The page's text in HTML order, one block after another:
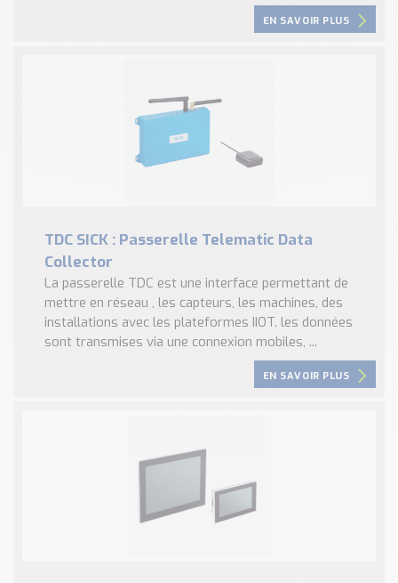
EN SAVOIR PLUS
TDC SICK : Passerelle Telematic Data
Collector
La passerelle TDC est une interface permettant de
mettre en réseau , les capteurs, les machines, des
installations avec les plateformes IIOT. les données
sont transmises via une connexion mobiles, ...
EN SAVOIR PLUS